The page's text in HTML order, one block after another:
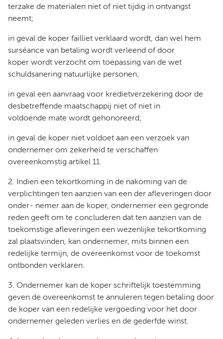
terzake de materialen niet of niet tijdig in ontvangst
neemt;
in geval de koper failliet verklaard wordt, dan wel hem
surséance van betaling wordt verleend of door
koper wordt verzocht om toepassing van de wet
schuldsanering natuurlijke personen;
in geval een aanvraag voor kredietverzekering door de
desbetreffende maatschappij niet of niet in
voldoende mate wordt gehonoreerd;
in geval de koper niet voldoet aan een verzoek van
ondernemer om zekerheid te verschaffen
overeenkomstig artikel 11.
2. Indien een tekortkoming in de nakoming van de
verplichtingen ten aanzien van een der afleveringen door
onder- nemer aan de koper, ondernemer een gegronde
reden geeft om te concluderen dat ten aanzien van de
toekomstige afleveringen een wezenlijke tekortkoming
zal plaatsvinden, kan ondernemer, mits binnen een
redelijke termijn, de overeenkomst voor de toekomst
ontbonden verklaren.
3. Ondernemer kan de koper schriftelijk toestemming
geven de overeenkomst te annuleren tegen betaling door
de koper van een redelijke vergoeding voor het door
ondernemer geleden verlies en de gederfde winst.